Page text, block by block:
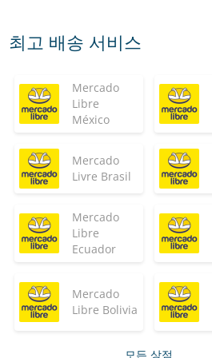
최고 배송 서비스
Mercado
Libre
México
Mercado
Livre Brasil
Mercado
Libre
Ecuador
Mercado
Libre Bolivia
모든 상점